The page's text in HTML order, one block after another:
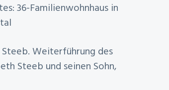
36-Familienwohnhaus in
Weiterführung des
Steeb und seinen Sohn,